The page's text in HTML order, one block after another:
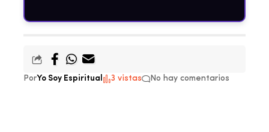
PorYo Soy Espiritual 3 vistas No hay comentarios